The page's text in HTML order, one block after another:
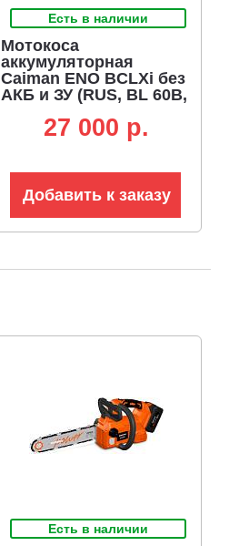
Есть в наличии
Мотокоса
аккумуляторная
Caiman ENO BCLXi без
АКБ и ЗУ (RUS, BL 60В,
рукоятка, нож 3T +
леска 2,4 мм, 4,7 кг.)
27 000 p.
Добавить к заказу
Есть в наличии